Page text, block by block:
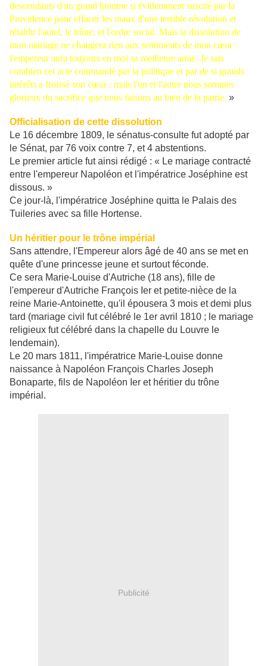
descendants d'un grand homme si évidemment suscité par la
Providence pour effacer les maux d'une terrible révolution et
rétablir l'autel, le trône, et l'ordre social. Mais la dissolution de
mon mariage ne changera rien aux sentiments de mon cœur :
l'empereur aura toujours en moi sa meilleure amie. Je sais
combien cet acte commandé par la politique et par de si grands
intérêts a froissé son cœur ; mais l'un et l'autre nous sommes
glorieux du sacrifice que nous faisons au bien de la patrie. »
Officialisation de cette dissolution
Le 16 décembre 1809, le sénatus-consulte fut adopté par
le Sénat, par 76 voix contre 7, et 4 abstentions.
Le premier article fut ainsi rédigé : « Le mariage contracté
entre l'empereur Napoléon et l'impératrice Joséphine est
dissous. »
Ce jour-là, l'impératrice Joséphine quitta le Palais des
Tuileries avec sa fille Hortense.
Un héritier pour le trône impérial
Sans attendre, l'Empereur alors âgé de 40 ans se met en
quête d'une princesse jeune et surtout féconde.
Ce sera Marie-Louise d'Autriche (18 ans), fille de
l'empereur d'Autriche François Ier et petite-nièce de la
reine Marie-Antoinette, qu'il épousera 3 mois et demi plus
tard (mariage civil fut célébré le 1er avril 1810 ; le mariage
religieux fut célébré dans la chapelle du Louvre le
lendemain).
Le 20 mars 1811, l'impératrice Marie-Louise donne
naissance à Napoléon François Charles Joseph
Bonaparte, fils de Napoléon Ier et héritier du trône
impérial.
Publicité